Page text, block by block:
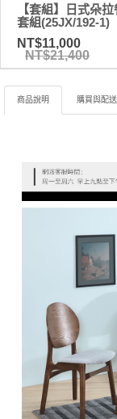
【套組】日式朵
套組(25JX/192-1)
NT$11,000
NT$21,400
商品說明 購買與配